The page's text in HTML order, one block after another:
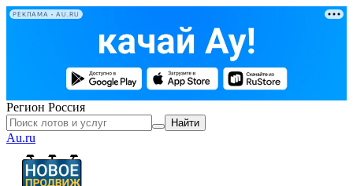
РЕКЛАМА • AU.RU
Регион Россия
Найти
Au.ru